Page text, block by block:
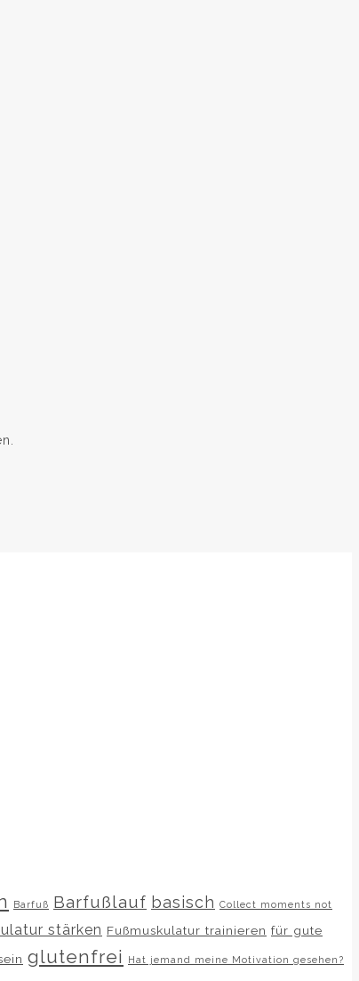
Barfuß Barfußlauf basisch Collect moments not
stärken Fußmuskulatur trainieren für gute
glutenfrei Hat jemand meine Motivation gesehen?